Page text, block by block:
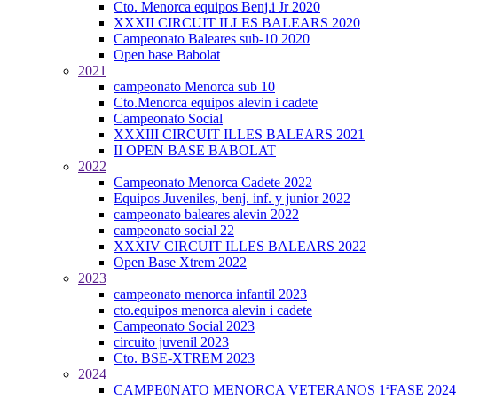
Cto. Menorca equipos Benj.i Jr 2020
XXXII CIRCUIT ILLES BALEARS 2020
Campeonato Baleares sub-10 2020
Open base Babolat
2021
campeonato Menorca sub 10
Cto.Menorca equipos alevin i cadete
Campeonato Social
XXXIII CIRCUIT ILLES BALEARS 2021
II OPEN BASE BABOLAT
2022
Campeonato Menorca Cadete 2022
Equipos Juveniles, benj. inf. y junior 2022
campeonato baleares alevin 2022
campeonato social 22
XXXIV CIRCUIT ILLES BALEARS 2022
Open Base Xtrem 2022
2023
campeonato menorca infantil 2023
cto.equipos menorca alevin i cadete
Campeonato Social 2023
circuito juvenil 2023
Cto. BSE-XTREM 2023
2024
CAMPE0NATO MENORCA VETERANOS 1ªFASE 2024